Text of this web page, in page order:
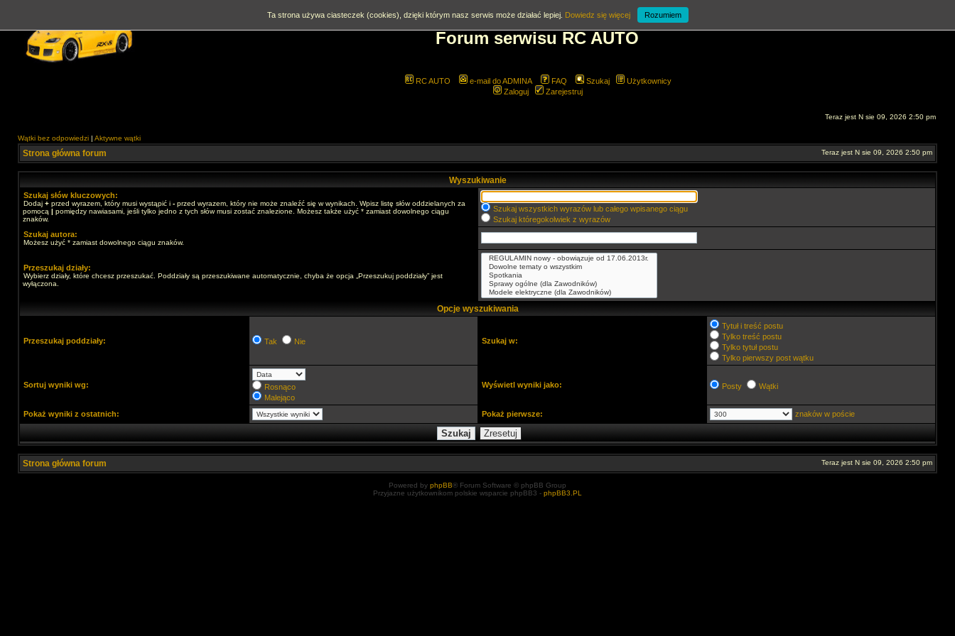
Forum serwisu RC AUTO
RC AUTO e-mail do ADMINA FAQ Szukaj
Użytkownicy
Zaloguj
Zarejestruj
Teraz jest N sie 09, 2026 2:50 pm
Wątki bez odpowiedzi | Aktywne wątki
Strona główna forum Teraz jest N sie 09, 2026 2:50 pm
Wyszukiwanie
Szukaj słów kluczowych:
Dodaj + przed wyrazem, który musi wystąpić i - przed wyrazem, który nie może znaleźć się w wynikach. Wpisz listę słów oddzielanych za
pomocą | pomiędzy nawiasami, jeśli tylko jedno z tych słów musi zostać znalezione. Możesz także użyć * zamiast dowolnego ciągu
znaków.
Szukaj wszystkich wyrazów lub całego wpisanego ciągu
Szukaj któregokolwiek z wyrazów
Szukaj autora:
Możesz użyć * zamiast dowolnego ciągu znaków.
Przeszukaj działy:
Wybierz działy, które chcesz przeszukać. Poddziały są przeszukiwane automatycznie, chyba że opcja „Przeszukuj poddziały” jest
wyłączona.
Opcje wyszukiwania
Przeszukaj poddziały: Tak Nie Szukaj w:
Tytuł i treść postu
Tylko treść postu
Tylko tytuł postu
Tylko pierwszy post wątku
Sortuj wyniki wg:
Rosnąco
Malejąco
Wyświetl wyniki jako: Posty Wątki
Pokaż wyniki z ostatnich: Pokaż pierwsze: znaków w poście
Strona główna forum Teraz jest N sie 09, 2026 2:50 pm
Powered by phpBB® Forum Software © phpBB Group
Przyjazne użytkownikom polskie wsparcie phpBB3 - phpBB3.PL
Ta strona używa ciasteczek (cookies), dzięki którym nasz serwis może działać lepiej. Dowiedz się więcej Rozumiem